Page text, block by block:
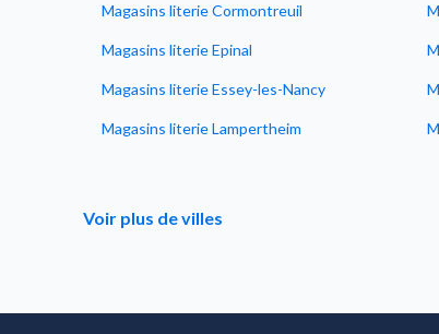
Magasins literie Cormontreuil
Magasins literie Epinal
Magasins literie Essey-les-Nancy
Magasins literie Lampertheim
Voir plus de villes